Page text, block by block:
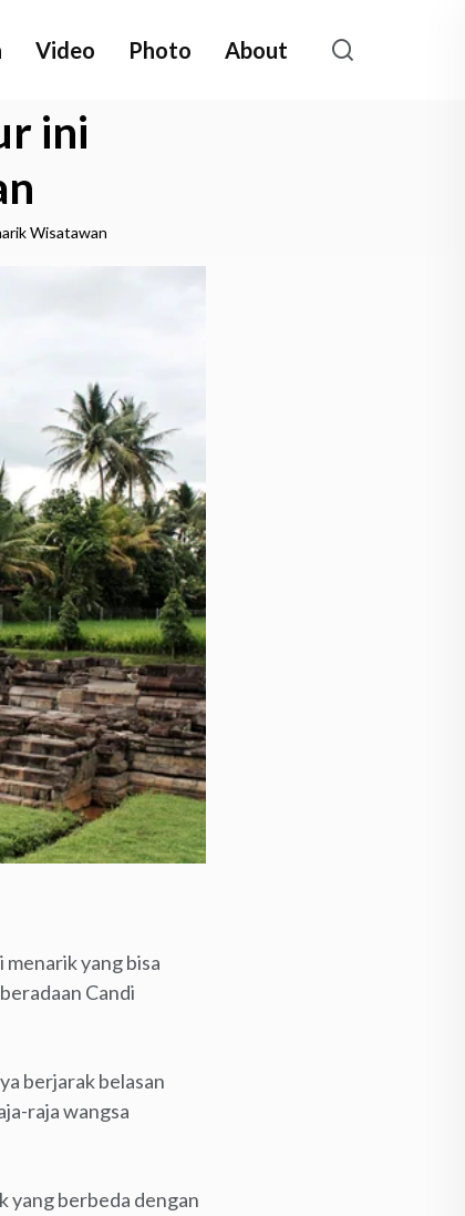
Video Photo About
ini
Wisatawan
yang bisa
Candi
berjarak belasan
raja wangsa
yang berbeda dengan